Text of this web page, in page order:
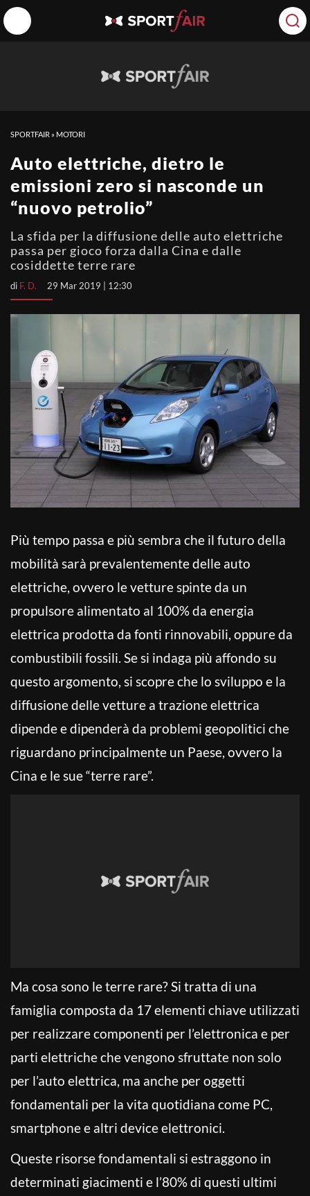
SPORTFAIR » MOTORI
Auto elettriche, dietro le
emissioni zero si nasconde un
“nuovo petrolio”
La sfida per la diffusione delle auto elettriche
passa per gioco forza dalla Cina e dalle
cosiddette terre rare
di F. D. 29 Mar 2019 | 12:30
Più tempo passa e più sembra che il futuro della
mobilità sarà prevalentemente delle auto
elettriche, ovvero le vetture spinte da un
propulsore alimentato al 100% da energia
elettrica prodotta da fonti rinnovabili, oppure da
combustibili fossili. Se si indaga più affondo su
questo argomento, si scopre che lo sviluppo e la
diffusione delle vetture a trazione elettrica
dipende e dipenderà da problemi geopolitici che
riguardano principalmente un Paese, ovvero la
Cina e le sue “terre rare”.
Ma cosa sono le terre rare? Si tratta di una
famiglia composta da 17 elementi chiave utilizzati
per realizzare componenti per l’elettronica e per
parti elettriche che vengono sfruttate non solo
per l’auto elettrica, ma anche per oggetti
fondamentali per la vita quotidiana come PC,
smartphone e altri device elettronici.
Queste risorse fondamentali si estraggono in
determinati giacimenti e l’80% di questi ultimi